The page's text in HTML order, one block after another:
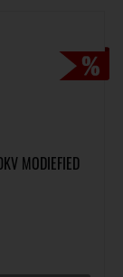
MODIEFIED